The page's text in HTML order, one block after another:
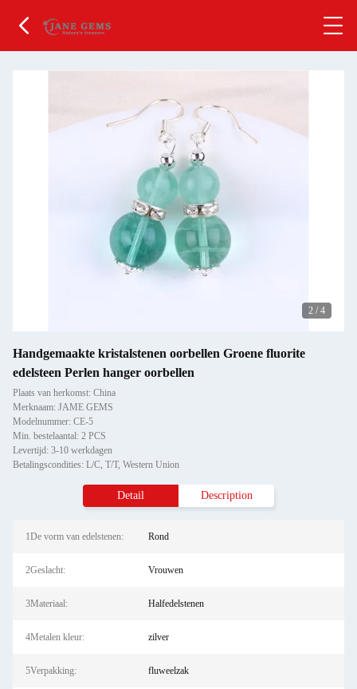
2 / 4
Handgemaakte kristalstenen oorbellen Groene fluorite
edelsteen Perlen hanger oorbellen
Plaats van herkomst: China
Merknaam: JAME GEMS
Modelnummer: CE-5
Min. bestelaantal: 2 PCS
Levertijd: 3-10 werkdagen
Betalingscondities: L/C, T/T, Western Union
Detail Description
1De vorm van edelstenen: Rond
2Geslacht: Vrouwen
3Materiaal: Halfedelstenen
4Metalen kleur: zilver
5Verpakking: fluweelzak